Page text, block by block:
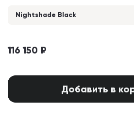
Nightshade Black
116 150 ₽
Добавить в